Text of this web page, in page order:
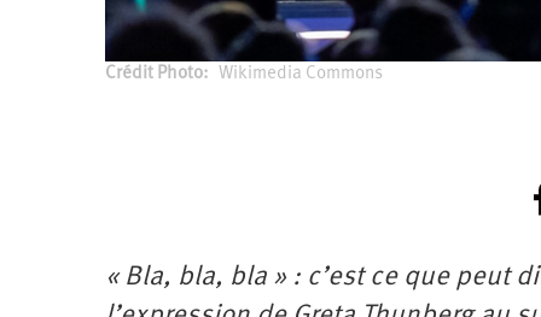
Crédit Photo Wikimedia Commons
« Bla, bla, bla » : c’est ce que peut